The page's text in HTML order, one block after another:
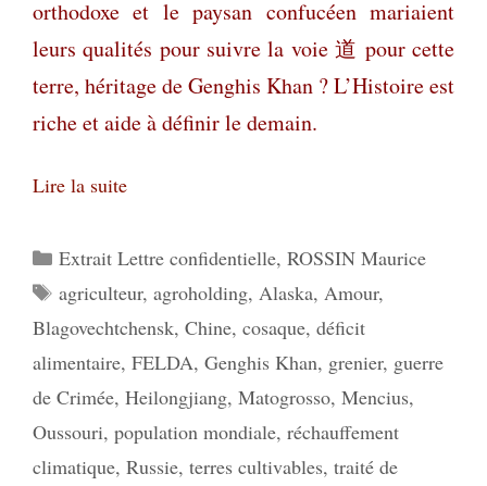
orthodoxe et le paysan confucéen mariaient
leurs qualités pour suivre la voie 道 pour cette
terre, héritage de Genghis Khan ? L’Histoire est
riche et aide à définir le demain.
Lire la suite
Catégories
Extrait Lettre confidentielle, ROSSIN Maurice
Étiquettes
agriculteur, agroholding, Alaska, Amour,
Blagovechtchensk, Chine, cosaque, déficit
alimentaire, FELDA, Genghis Khan, grenier, guerre
de Crimée, Heilongjiang, Matogrosso, Mencius,
Oussouri, population mondiale, réchauffement
climatique, Russie, terres cultivables, traité de